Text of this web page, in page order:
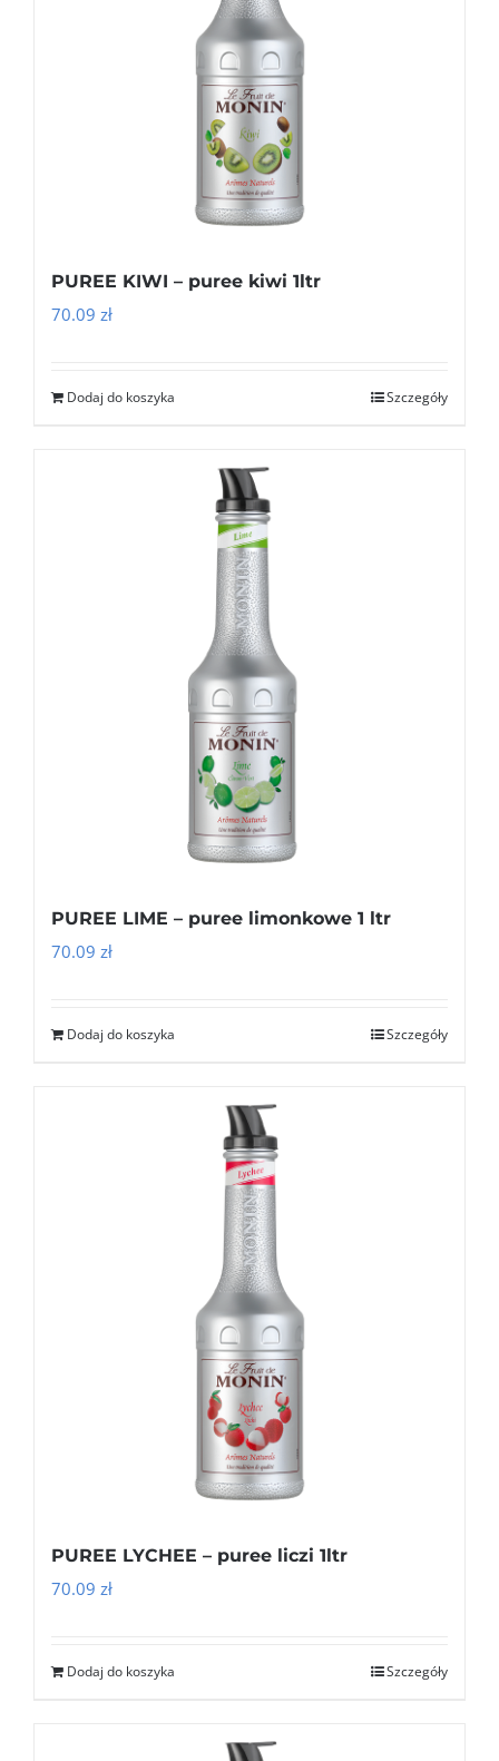
PUREE KIWI – puree kiwi 1ltr
70.09 zł
Dodaj do koszyka Szczegóły
PUREE LIME – puree limonkowe 1 ltr
70.09 zł
Dodaj do koszyka Szczegóły
PUREE LYCHEE – puree liczi 1ltr
70.09 zł
Dodaj do koszyka Szczegóły